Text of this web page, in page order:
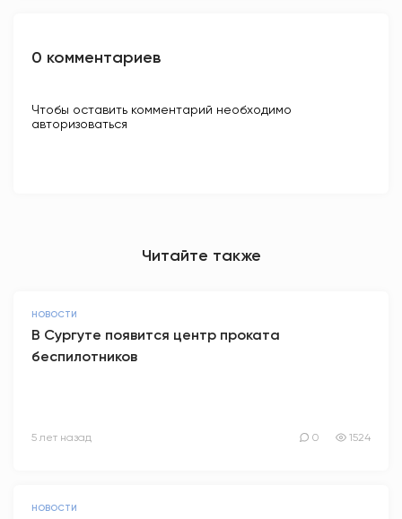
0 комментариев
Чтобы оставить комментарий необходимо
авторизоваться
Читайте также
НОВОСТИ
В Сургуте появится центр проката
беспилотников
5 лет назад 0 1524
НОВОСТИ